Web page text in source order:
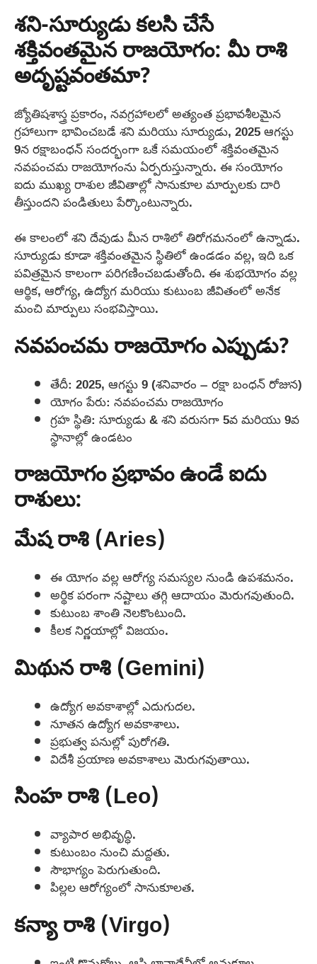
శని-సూర్యుడు కలసి చేసే
శక్తివంతమైన రాజయోగం: మీ రాశి
అదృష్టవంతమా?
జ్యోతిషశాస్త్ర ప్రకారం, నవగ్రహాలలో అత్యంత ప్రభావశీలమైన
గ్రహాలుగా భావించబడే శని మరియు సూర్యుడు, 2025 ఆగస్టు
9న రక్షాబంధన్ సందర్భంగా ఒకే సమయంలో శక్తివంతమైన
నవపంచమ రాజయోగంను ఏర్పరుస్తున్నారు. ఈ సంయోగం
ఐదు ముఖ్య రాశుల జీవితాల్లో సానుకూల మార్పులకు దారి
తీస్తుందని పండితులు పేర్కొంటున్నారు.
ఈ కాలంలో శని దేవుడు మీన రాశిలో తిరోగమనంలో ఉన్నాడు.
సూర్యుడు కూడా శక్తివంతమైన స్థితిలో ఉండడం వల్ల, ఇది ఒక
పవిత్రమైన కాలంగా పరిగణించబడుతోంది. ఈ శుభయోగం వల్ల
ఆర్థిక, ఆరోగ్య, ఉద్యోగ మరియు కుటుంబ జీవితంలో అనేక
మంచి మార్పులు సంభవిస్తాయి.
నవపంచమ రాజయోగం ఎప్పుడు?
తేదీ: 2025, ఆగస్టు 9 (శనివారం – రక్షా బంధన్ రోజున)
యోగం పేరు: నవపంచమ రాజయోగం
గ్రహ స్థితి: సూర్యుడు & శని వరుసగా 5వ మరియు 9వ
స్థానాల్లో ఉండటం
రాజయోగం ప్రభావం ఉండే ఐదు
రాశులు:
మేష రాశి (Aries)
ఈ యోగం వల్ల ఆరోగ్య సమస్యల నుండి ఉపశమనం.
అర్థిక పరంగా నష్టాలు తగ్గి ఆదాయం మెరుగవుతుంది.
కుటుంబ శాంతి నెలకొంటుంది.
కీలక నిర్ణయాల్లో విజయం.
మిథున రాశి (Gemini)
ఉద్యోగ అవకాశాల్లో ఎదుగుదల.
నూతన ఉద్యోగ అవకాశాలు.
ప్రభుత్వ పనుల్లో పురోగతి.
విదేశీ ప్రయాణ అవకాశాలు మెరుగవుతాయి.
సింహ రాశి (Leo)
వ్యాపార అభివృద్ధి.
కుటుంబం నుంచి మద్దతు.
సౌభాగ్యం పెరుగుతుంది.
పిల్లల ఆరోగ్యంలో సానుకూలత.
కన్యా రాశి (Virgo)